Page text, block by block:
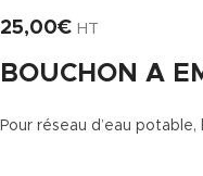
25,00€ HT
BOUCHON A
Pour réseau d’eau potable,